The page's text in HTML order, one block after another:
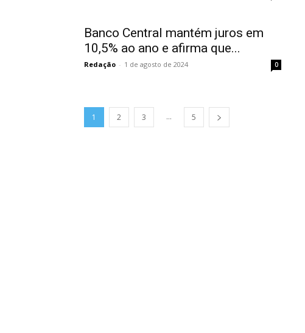
Banco Central mantém juros em
10,5% ao ano e afirma que...
Redação - 1 de agosto de 2024 0
1 2 3 ... 5